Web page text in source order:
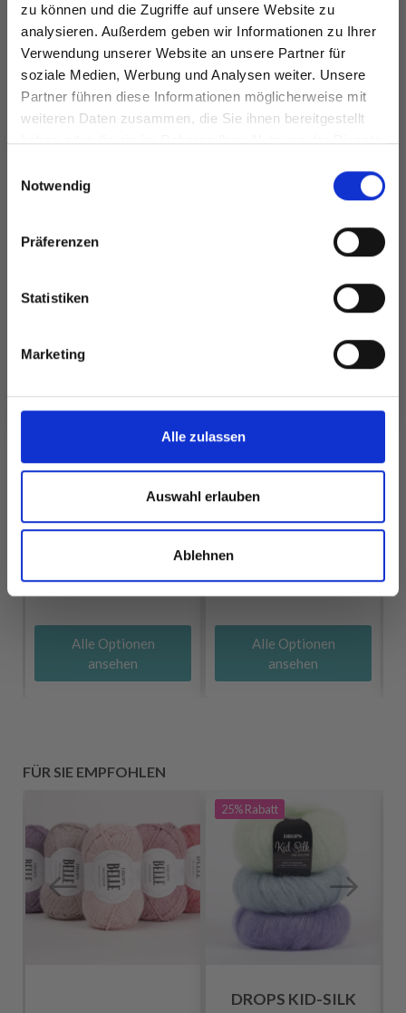
zu können und die Zugriffe auf unsere Website zu
analysieren. Außerdem geben wir Informationen zu Ihrer
Verwendung unserer Website an unsere Partner für
soziale Medien, Werbung und Analysen weiter. Unsere
Partner führen diese Informationen möglicherweise mit
weiteren Daten zusammen, die Sie ihnen bereitgestellt
haben oder die sie im Rahmen Ihrer Nutzung der Dienste
Notwendig
Präferenzen
Statistiken
Marketing
Alle zulassen
Auswahl erlauben
Ablehnen
Preis abEUR 3.10
Alle Optionen
EUR 3.20EUR 4.55
Angebot bis
31/08/2026
Alle Optionen
ANDERE HABEN SICH AUCH ANGESEHEN
EUR 2.25
Alle Optionen
ansehen
Alle Optionen
ansehen
FÜR SIE EMPFOHLEN
25%Rabatt
DROPS KID-SILK
Spare bis zu 50%
und erhalte exklusiven Zugang zu